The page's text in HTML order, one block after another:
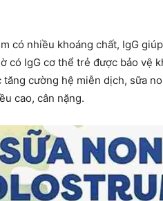
có nhiều khoáng chất, IgG
có IgG cơ thể trẻ được bảo vệ
cường hệ miễn dịch, sữa
cao, cân nặng.